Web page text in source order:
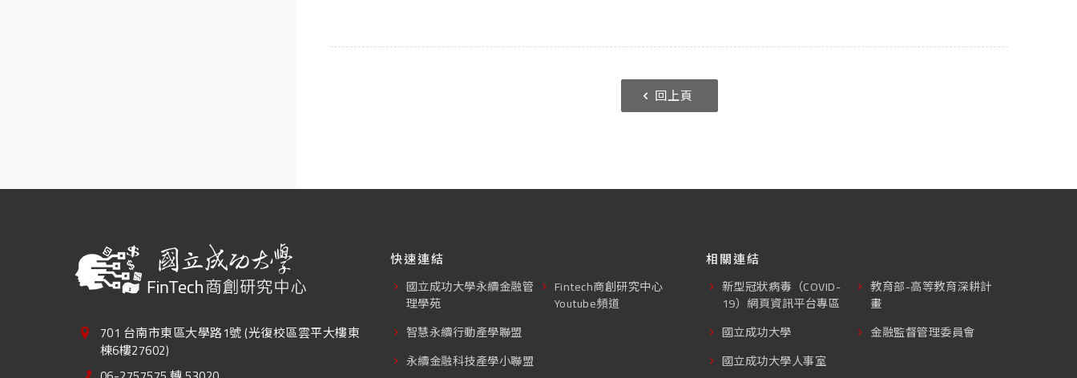
回上頁
701 台南市東區大學路1號 (光復校區雲平大樓東
棟6樓27602)
快速連結
國立成功大學永續金融管
理學苑
智慧永續行動產學聯盟
永續金融科技產學小聯盟
Fintech商創研究中心
Youtube頻道
相關連結
新型冠狀病毒（COVID-
19）網頁資訊平台專區
國立成功大學
國立成功大學人事室
教育部-高等教育深耕計
畫
金融監督管理委員會